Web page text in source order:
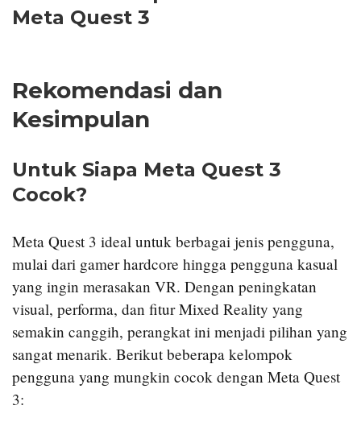
Meta Quest 3
Rekomendasi dan
Kesimpulan
Untuk Siapa Meta Quest 3
Cocok?
Meta Quest 3 ideal untuk berbagai jenis pengguna,
mulai dari gamer hardcore hingga pengguna kasual
yang ingin merasakan VR. Dengan peningkatan
visual, performa, dan fitur Mixed Reality yang
semakin canggih, perangkat ini menjadi pilihan yang
sangat menarik. Berikut beberapa kelompok
pengguna yang mungkin cocok dengan Meta Quest
3: